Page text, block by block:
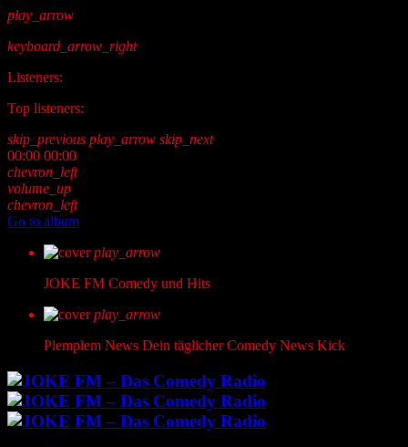
play_arrow
keyboard_arrow_right
Listeners:
Top listeners:
skip_previous play_arrow skip_next
00:00 00:00
chevron_left
volume_up
chevron_left
Go to album
play_arrow
JOKE FM Comedy und Hits
play_arrow
Plemplem News Dein täglicher Comedy News Kick